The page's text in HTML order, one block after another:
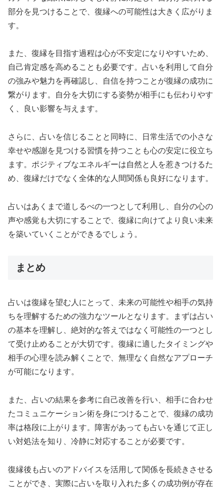
部分を見つけることで、復縁への可能性は大きく広がりま
す。
また、復縁を目指す過程は心が不安定になりやすいため、
自己肯定感を高めることも必要です。占いを利用して自分
の強みや魅力を再確認し、自信を持つことが復縁の成功に
繋がります。自分を大切にする姿勢が相手にも伝わりやす
く、良い影響を与えます。
さらに、占いを信じることと同時に、日常生活での小さな
幸せや感謝を見つける習慣を持つことも心の安定に役立ち
ます。ポジティブなエネルギーは自然と人を惹きつけるた
め、復縁だけでなく全体的な人間関係も良好になります。
占いはあくまで道しるべの一つとして利用し、自分の心の
声や感覚も大切にすることで、復縁に向けてより良い未来
を築いていくことができるでしょう。
まとめ
占いは復縁を望む人にとって、未来の可能性や相手の気持
ちを理解するための強力なツールとなります。まずは占い
の基本を理解し、絶対的な答えではなく可能性の一つとし
て受け止めることが大切です。復縁に適したタイミングや
相手の心理を読み解くことで、無理なく自然なアプローチ
が可能になります。
また、占いの結果を参考に自己改善を行い、相手に合わせ
たコミュニケーション術を身につけることで、復縁の成功
率は格段に上がります。障害があっても占いを通じて正し
い対処法を知り、冷静に対応することが必要です。
復縁後も占いのアドバイスを活用して関係を長続きさせる
ことができ、実際に占いを取り入れた多くの成功例が存在